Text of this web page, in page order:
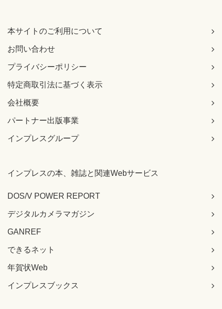
本サイトのご利用について
お問い合わせ
プライバシーポリシー
特定商取引法に基づく表示
会社概要
パートナー出版事業
インプレスグループ
インプレスの本、雑誌と関連Webサービス
DOS/V POWER REPORT
デジタルカメラマガジン
GANREF
できるネット
年賀状Web
インプレスブックス